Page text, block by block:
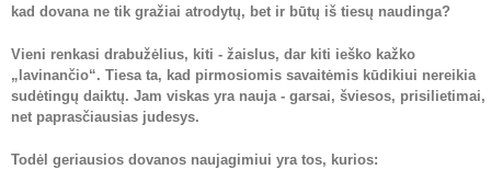
kad dovana ne tik gražiai atrodytų, bet ir būtų iš tiesų naudinga?
Vieni renkasi drabužėlius, kiti - žaislus, dar kiti ieško kažko
„lavinančio“. Tiesa ta, kad pirmosiomis savaitėmis kūdikiui nereikia
sudėtingų daiktų. Jam viskas yra nauja - garsai, šviesos, prisilietimai,
net paprasčiausias judesys.
Todėl geriausios dovanos naujagimiui yra tos, kurios: